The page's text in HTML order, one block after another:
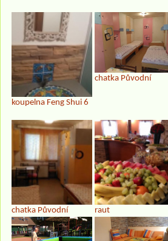
koupelna Feng Shui 6
chatka Původní
chatka Původní raut